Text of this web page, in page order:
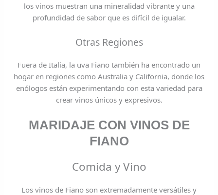
los vinos muestran una mineralidad vibrante y una
profundidad de sabor que es difícil de igualar.
Otras Regiones
Fuera de Italia, la uva Fiano también ha encontrado un
hogar en regiones como Australia y California, donde los
enólogos están experimentando con esta variedad para
crear vinos únicos y expresivos.
MARIDAJE CON VINOS DE
FIANO
Comida y Vino
Los vinos de Fiano son extremadamente versátiles y